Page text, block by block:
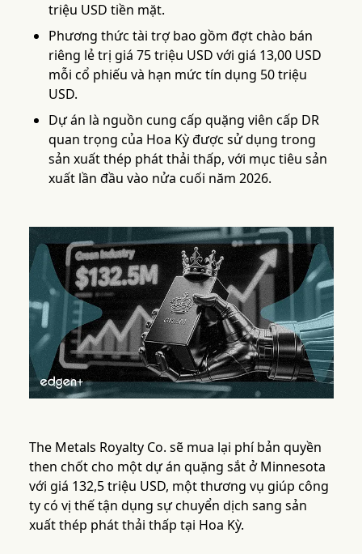
triệu USD tiền mặt.
Phương thức tài trợ bao gồm đợt chào bán
riêng lẻ trị giá 75 triệu USD với giá 13,00 USD
mỗi cổ phiếu và hạn mức tín dụng 50 triệu
USD.
Dự án là nguồn cung cấp quặng viên cấp DR
quan trọng của Hoa Kỳ được sử dụng trong
sản xuất thép phát thải thấp, với mục tiêu sản
xuất lần đầu vào nửa cuối năm 2026.
The Metals Royalty Co. sẽ mua lại phí bản quyền
then chốt cho một dự án quặng sắt ở Minnesota
với giá 132,5 triệu USD, một thương vụ giúp công
ty có vị thế tận dụng sự chuyển dịch sang sản
xuất thép phát thải thấp tại Hoa Kỳ.